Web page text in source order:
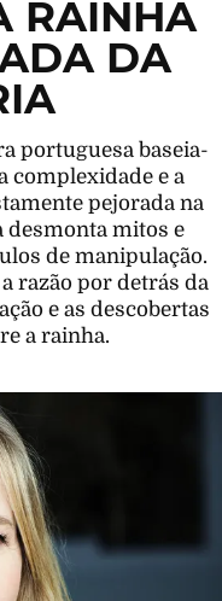
RAINHA
DA
portuguesa baseia-
complexidade e a
pejorada na
desmonta mitos e
de manipulação.
razão por detrás da
e as descobertas
a rainha.